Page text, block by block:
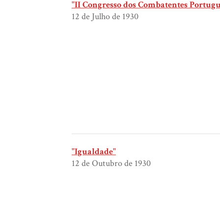
"II Congresso dos Combatentes
12 de Julho de 1930
"Igualdade"
12 de Outubro de 1930